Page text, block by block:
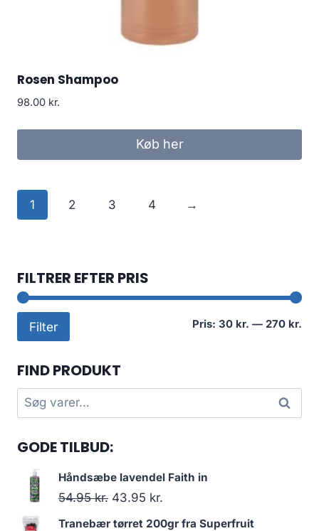
Rosen Shampoo
98.00 kr.
Køb her
1 2 3 4 →
FILTRER EFTER PRIS
Filter Pris: 30 kr. — 270 kr.
FIND PRODUKT
Søg
efter:
Søg
GODE TILBUD:
Håndsæbe lavendel Faith in
54.95kr. Den
oprindelige
43.95 kr.
aktuelle
Tranebær tørret 200gr fra Superfruit